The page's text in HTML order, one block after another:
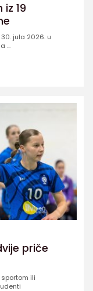
iz 19
30. jula 2026. u
...
priče
ili